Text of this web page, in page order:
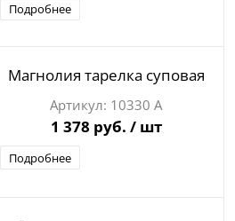
Подробнее
Магнолия тарелка суповая
10330 А
1 378 руб. / шт
Подробнее